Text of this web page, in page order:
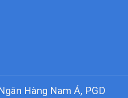
Hàng Nam Á, PGD